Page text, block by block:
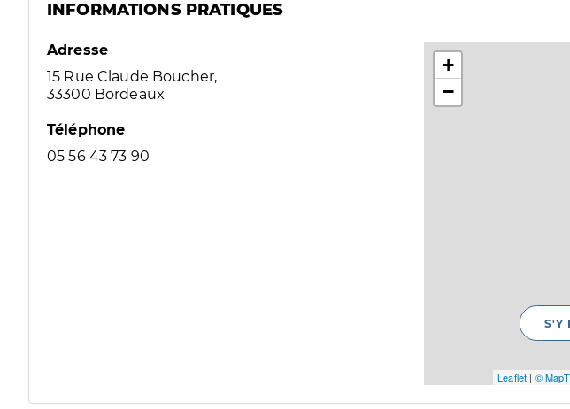
INFORMATIONS PRATIQUES
Adresse
15 Rue Claude Boucher,
33300 Bordeaux
Téléphone
05 56 43 73 90
+
−
Leaflet | ©
S'Y